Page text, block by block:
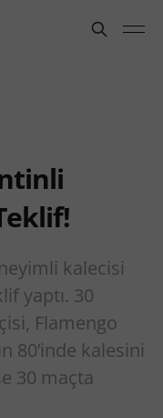
kalecisi
yaptı. 30
Flamengo
80’inde kalesini
30 maçta